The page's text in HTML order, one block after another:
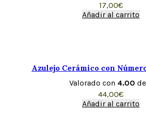
17,00€
Añadir al carrito
Azulejo Cerámico con
Valorado con 4.00
44,00€
Añadir al carrito